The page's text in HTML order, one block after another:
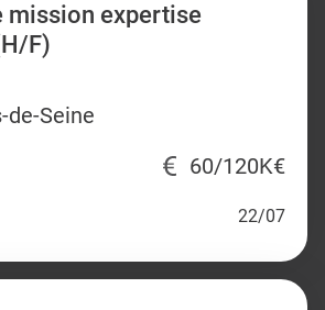
mission expertise
F)
de-Seine
60/120K€
22/07